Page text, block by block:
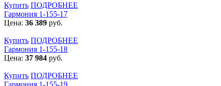
Купить ПОДРОБНЕЕ
Гармония 1-155-17
Цена: 36 389 руб.
Купить ПОДРОБНЕЕ
Гармония 1-155-18
Цена: 37 984 руб.
Купить ПОДРОБНЕЕ